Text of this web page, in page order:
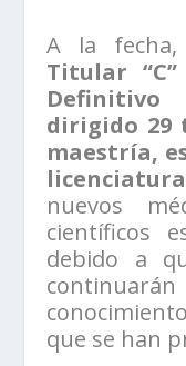
A la fecha,
Titular
dirigido 29
maestría,
licenciatura
nuevos
científicos
debido a
que se han